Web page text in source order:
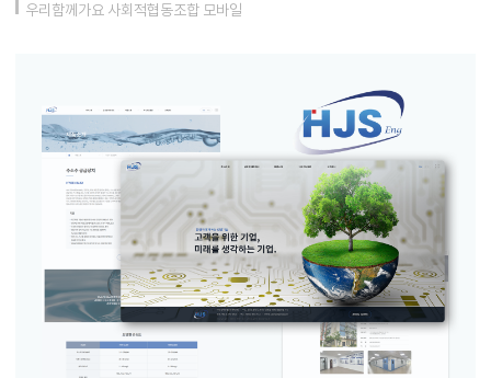
우리함께가요 사회적협동조합 모바일